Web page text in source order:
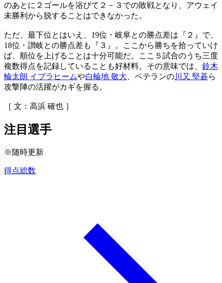
のあとに２ゴールを浴びて２－３での敗戦となり、アウェイ
未勝利から脱することはできなかった。
ただ、最下位とはいえ、19位・岐阜との勝点差は『２』で、
18位・讃岐との勝点差も『３』。ここから勝ちを拾っていけ
ば、順位を上げることは十分可能だ。ここ５試合のうち三度
複数得点を記録していることも好材料。その意味では、 鈴木
輪太朗 イブラヒームや白輪地 敬大 、ベテランの川又 堅碁ら
攻撃陣の活躍がカギを握る。
［ 文：高浜 確也 ］
注目選手
※随時更新
得点総数